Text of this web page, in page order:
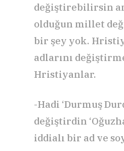
değiştirebilirsin
olduğun millet
bir şey yok.
adlarını
Hristiyanlar.
-Hadi ‘Durmuş
değiştirdin
iddialı bir ad ve